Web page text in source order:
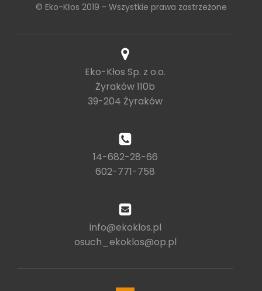
© Eko-Kłos 2019 - Wszystkie prawa zastrzeżone
Eko-Kłos Sp. z o.o.
Żyraków 110b
39-204 Żyraków
14-682-28-66
602-771-758
info@ekoklos.pl
osuch_ekoklos@op.pl